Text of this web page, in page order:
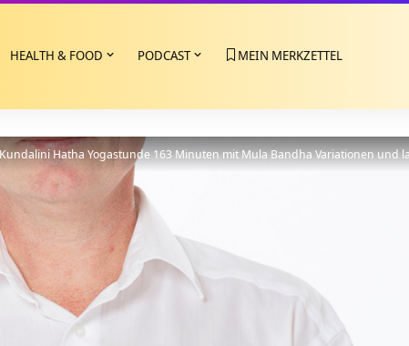
HEALTH & FOOD PODCAST MEIN MERKZETTEL
Kundalini Hatha Yogastunde 163 Minuten mit Mula Bandha Variationen und